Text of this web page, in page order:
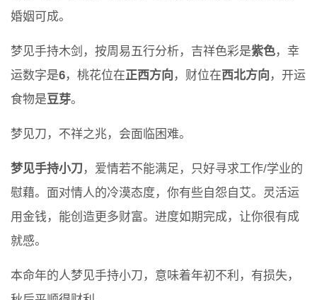
婚姻可成。
梦见手持木剑，按周易五行分析，吉祥色彩是紫色，幸
运数字是6，桃花位在正西方向 ，财位在西北方向 ，开运
食物是豆芽。
梦见刀，不祥之兆，会面临困难。
梦见手持小刀 ，爱情若不能满足，只好寻求工作/学业的
慰藉。面对情人的冷漠态度，你有些自怨自艾。灵活运
用金钱，能创造更多财富。进度如期完成，让你很有成
就感。
本命年的人梦见手持小刀，意味着年初不利，有损失，